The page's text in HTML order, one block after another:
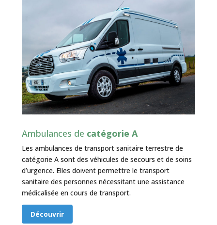
Ambulances de catégorie A
Les ambulances de transport sanitaire terrestre de
catégorie A sont des véhicules de secours et de soins
d’urgence. Elles doivent permettre le transport
sanitaire des personnes nécessitant une assistance
médicalisée en cours de transport.
Découvrir